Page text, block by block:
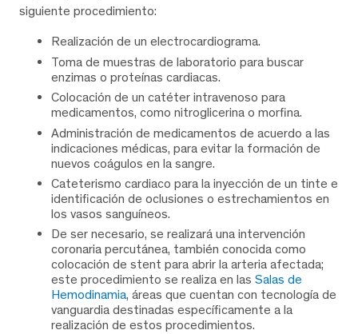
siguiente procedimiento:
Realización de un electrocardiograma.
Toma de muestras de laboratorio para buscar
enzimas o proteínas cardiacas.
Colocación de un catéter intravenoso para
medicamentos, como nitroglicerina o morfina.
Administración de medicamentos de acuerdo a las
indicaciones médicas, para evitar la formación de
nuevos coágulos en la sangre.
Cateterismo cardiaco para la inyección de un tinte e
identificación de oclusiones o estrechamientos en
los vasos sanguíneos.
De ser necesario, se realizará una intervención
coronaria percutánea, también conocida como
colocación de stent para abrir la arteria afectada;
este procedimiento se realiza en las Salas de
Hemodinamia, áreas que cuentan con tecnología de
vanguardia destinadas específicamente a la
realización de estos procedimientos.